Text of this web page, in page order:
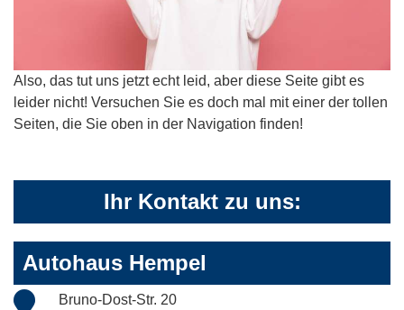
Also, das tut uns jetzt echt leid, aber diese Seite gibt es
leider nicht! Versuchen Sie es doch mal mit einer der tollen
Seiten, die Sie oben in der Navigation finden!
Ihr Kontakt zu uns:
Autohaus Hempel
Bruno-Dost-Str. 20